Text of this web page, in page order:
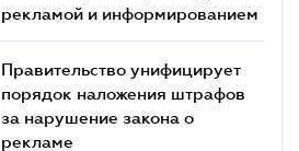
рекламой и информированием
Правительство унифицирует
порядок наложения штрафов
за нарушение закона о
рекламе